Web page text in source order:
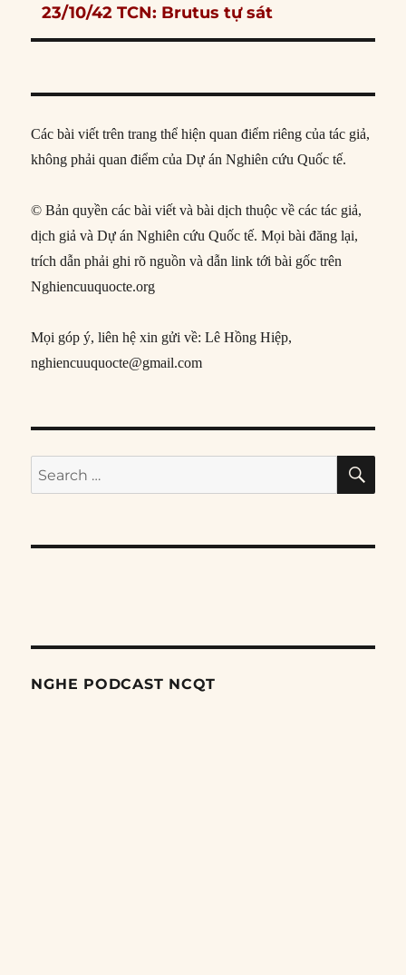
Next
post:
23/10/42 TCN: Brutus tự sát
Các bài viết trên trang thể hiện quan điểm riêng của tác giả,
không phải quan điểm của Dự án Nghiên cứu Quốc tế.
© Bản quyền các bài viết và bài dịch thuộc về các tác giả,
dịch giả và Dự án Nghiên cứu Quốc tế. Mọi bài đăng lại,
trích dẫn phải ghi rõ nguồn và dẫn link tới bài gốc trên
Nghiencuuquocte.org
Mọi góp ý, liên hệ xin gửi về: Lê Hồng Hiệp,
nghiencuuquocte@gmail.com
Search
for:
NGHE PODCAST NCQT